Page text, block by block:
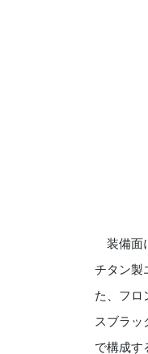
装備面
チタン製
た、フロ
スブラッ
で構成す